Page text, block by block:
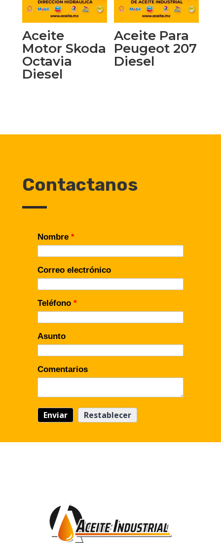
Aceite
Motor Skoda
Octavia
Diesel
Aceite Para
Peugeot 207
Diesel
Contactanos
Nombre *
Correo electrónico
Teléfono *
Asunto
Comentarios